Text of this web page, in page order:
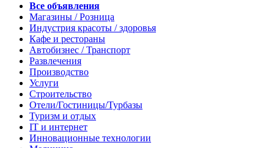
Все объявления
Магазины / Розница
Индустрия красоты / здоровья
Кафе и рестораны
Автобизнес / Транспорт
Развлечения
Производство
Услуги
Строительство
Отели/Гостиницы/Турбазы
Туризм и отдых
IT и интернет
Инновационные технологии